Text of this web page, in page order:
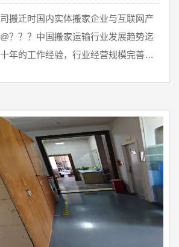
搬迁时国内实体搬家企业与互联网产
？？？中国搬家运输行业发展趋势迄
年的工作经验，行业经营规模完善，
亿人民币提高至2020年的548.5亿
率达到14.5%，将来预估中国搬家运输行
的年增长率稳步增长，伴随着中国消
进搬家运输行业提升服务水平， ...